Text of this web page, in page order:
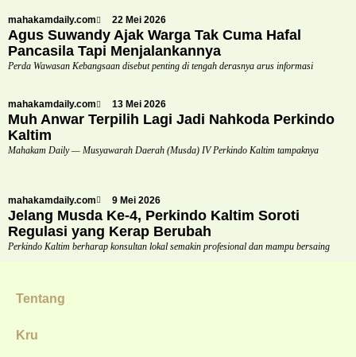
mahakamdaily.com 22 Mei 2026
Agus Suwandy Ajak Warga Tak Cuma Hafal
Pancasila Tapi Menjalankannya
Perda Wawasan Kebangsaan disebut penting di tengah derasnya arus informasi
mahakamdaily.com 13 Mei 2026
Muh Anwar Terpilih Lagi Jadi Nahkoda Perkindo
Kaltim
Mahakam Daily — Musyawarah Daerah (Musda) IV Perkindo Kaltim tampaknya
mahakamdaily.com 9 Mei 2026
Jelang Musda Ke-4, Perkindo Kaltim Soroti
Regulasi yang Kerap Berubah
Perkindo Kaltim berharap konsultan lokal semakin profesional dan mampu bersaing
Tentang
Kru